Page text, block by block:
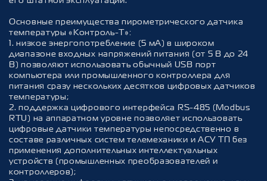
Основные преимущества пирометрического датчика
температуры «Контроль-Т»:
1. низкое энергопотребление (5 мА) в широком
диапазоне входных напряжений питания (от 5 В до 24
В) позволяют использовать обычный USB порт
компьютера или промышленного контроллера для
питания сразу нескольких десятков цифровых датчиков
температуры;
2. поддержка цифрового интерфейса RS-485 (Modbus
RTU) на аппаратном уровне позволяет использовать
цифровые датчики температуры непосредственно в
составе различных систем телемеханики и АСУ ТП без
применения дополнительных интеллектуальных
устройств (промышленных преобразователей и
контроллеров);